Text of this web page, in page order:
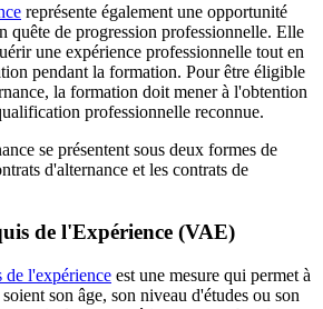
représente également une opportunité
quête de progression professionnelle. Elle
une expérience professionnelle tout en
pendant la formation. Pour être éligible
la formation doit mener à l'obtention
professionnelle reconnue.
se présentent sous deux formes de
d'alternance et les contrats de
de l'Expérience (VAE)
de l'expérience est une mesure qui permet à
son âge, son niveau d'études ou son